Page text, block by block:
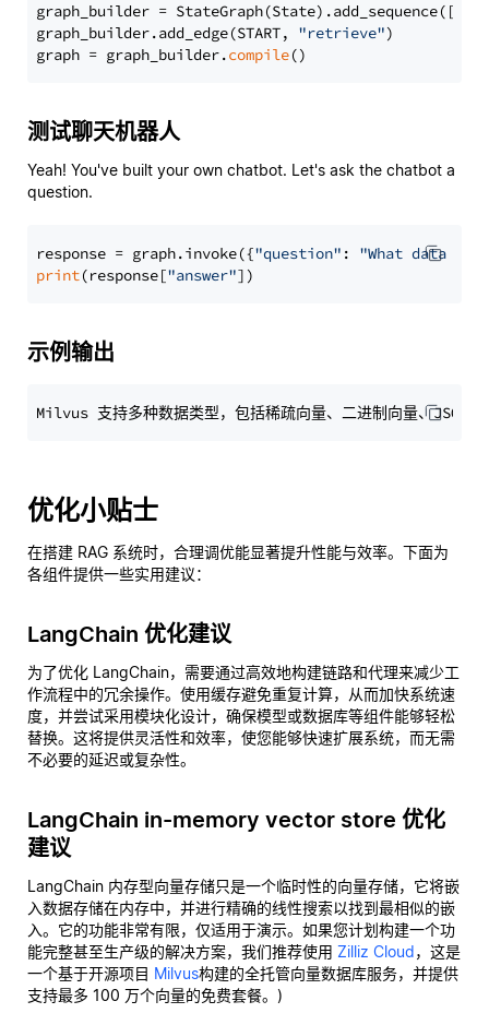
graph_builder =
graph_builder.add_edge(START, "retrieve")
graph = graph_builder.compile
测试聊天机器人
Yeah! You've built your own chatbot. Let's ask the chatbot a
question.
response = graph.invoke({"question" : "What data
print(response["answer"
示例输出
优化小贴士
在搭建 RAG 系统时，合理调优能显著提升性能与效率。下面为
各组件提供一些实用建议：
LangChain 优化建议
为了优化 LangChain，需要通过高效地构建链路和代理来减少工
作流程中的冗余操作。使用缓存避免重复计算，从而加快系统速
度，并尝试采用模块化设计，确保模型或数据库等组件能够轻松
替换。这将提供灵活性和效率，使您能够快速扩展系统，而无需
不必要的延迟或复杂性。
LangChain in-memory vector store 优化
建议
LangChain 内存型向量存储只是一个临时性的向量存储，它将嵌
入数据存储在内存中，并进行精确的线性搜索以找到最相似的嵌
入。它的功能非常有限，仅适用于演示。如果您计划构建一个功
能完整甚至生产级的解决方案，我们推荐使用 Zilliz Cloud，这是
一个基于开源项目 Milvus构建的全托管向量数据库服务，并提供
支持最多 100 万个向量的免费套餐。)